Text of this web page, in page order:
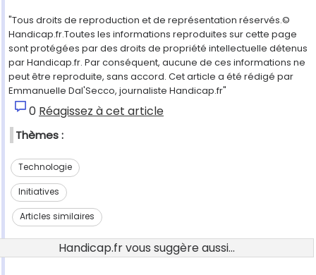
"Tous droits de reproduction et de représentation réservés.©
Handicap.fr.Toutes les informations reproduites sur cette page
sont protégées par des droits de propriété intellectuelle détenus
par Handicap.fr. Par conséquent, aucune de ces informations ne
peut être reproduite, sans accord. Cet article a été rédigé par
Emmanuelle Dal'Secco, journaliste Handicap.fr"
0 Réagissez à cet article
Thèmes :
Technologie
Initiatives
Articles similaires
Handicap.fr vous suggère aussi...